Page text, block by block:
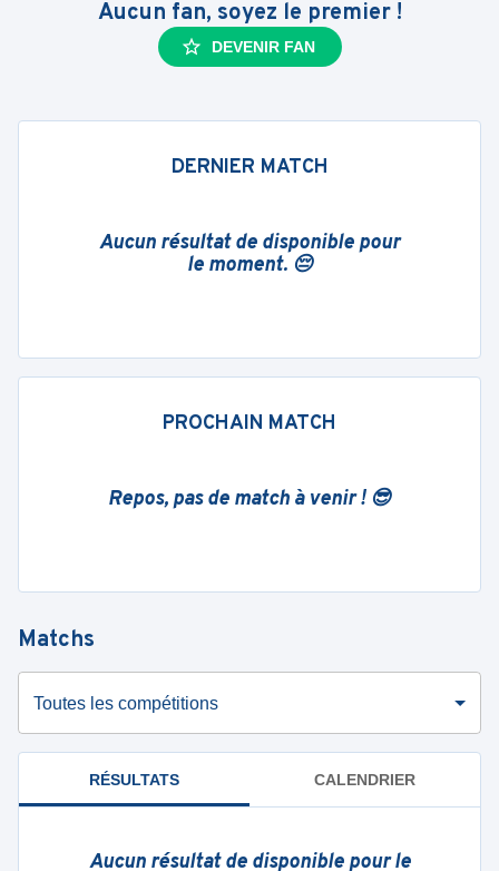
Aucun fan, soyez le premier !
DEVENIR FAN
DERNIER MATCH
Aucun résultat de disponible pour
le moment. 😔
PROCHAIN MATCH
Repos, pas de match à venir ! 😎
Matchs
Toutes les compétitions
RÉSULTATS CALENDRIER
Aucun résultat de disponible pour le